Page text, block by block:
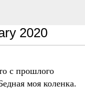
2020
с прошлого
моя коленка.